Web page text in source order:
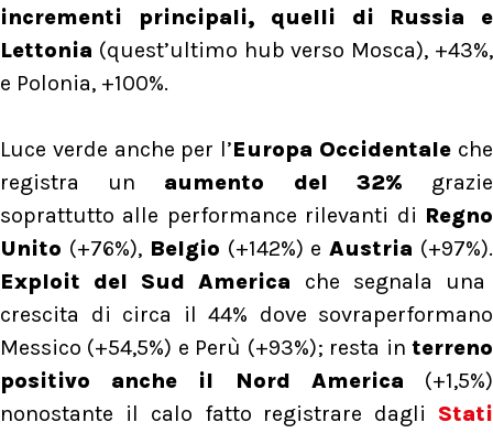
incrementi principali, quelli di Russia e
Lettonia (quest’ultimo hub verso Mosca), +43%,
e Polonia, +100%.
Luce verde anche per l’Europa Occidentale che
registra un aumento del 32% grazie
soprattutto alle performance rilevanti di Regno
Unito (+76%), Belgio (+142%) eAustria (+97%).
Exploit del Sud America che segnala una
crescita di circa il 44% dove sovraperformano
Messico (+54,5%) e Perù (+93%); resta in terreno
positivo anche il Nord America (+1,5%)
nonostante il calo fatto registrare dagli Stati